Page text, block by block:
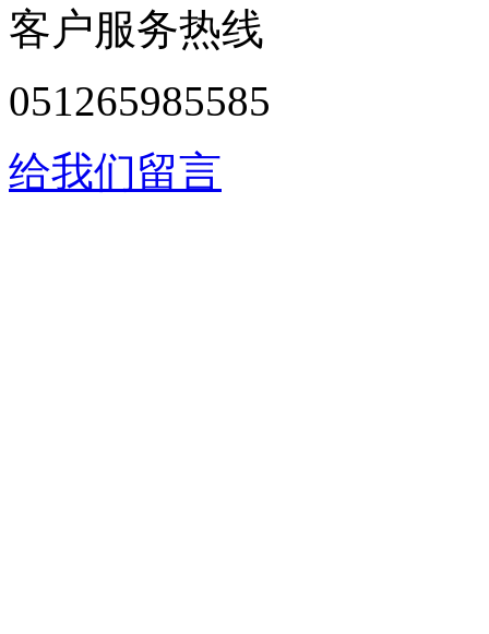
客户服务热线
051265985585
给我们留言